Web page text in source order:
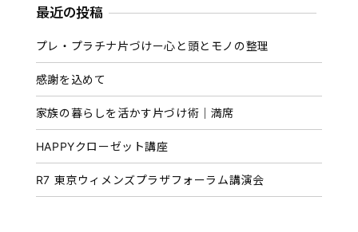
カ
ブ
最近の投稿
プレ・プラチナ片づけー心と頭とモノの整理
感謝を込めて
家族の暮らしを活かす片づけ術｜満席
HAPPYクローゼット講座
R7 東京ウィメンズプラザフォーラム講演会